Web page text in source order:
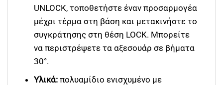
UNLOCK, τοποθετήστε έναν προσαρμογέα
μέχρι τέρμα στη βάση και μετακινήστε το
συγκράτησης στη θέση LOCK. Μπορείτε
να περιστρέψετε τα αξεσουάρ σε βήματα
30°.
Υλικά:πολυαμίδιο ενισχυμένο με